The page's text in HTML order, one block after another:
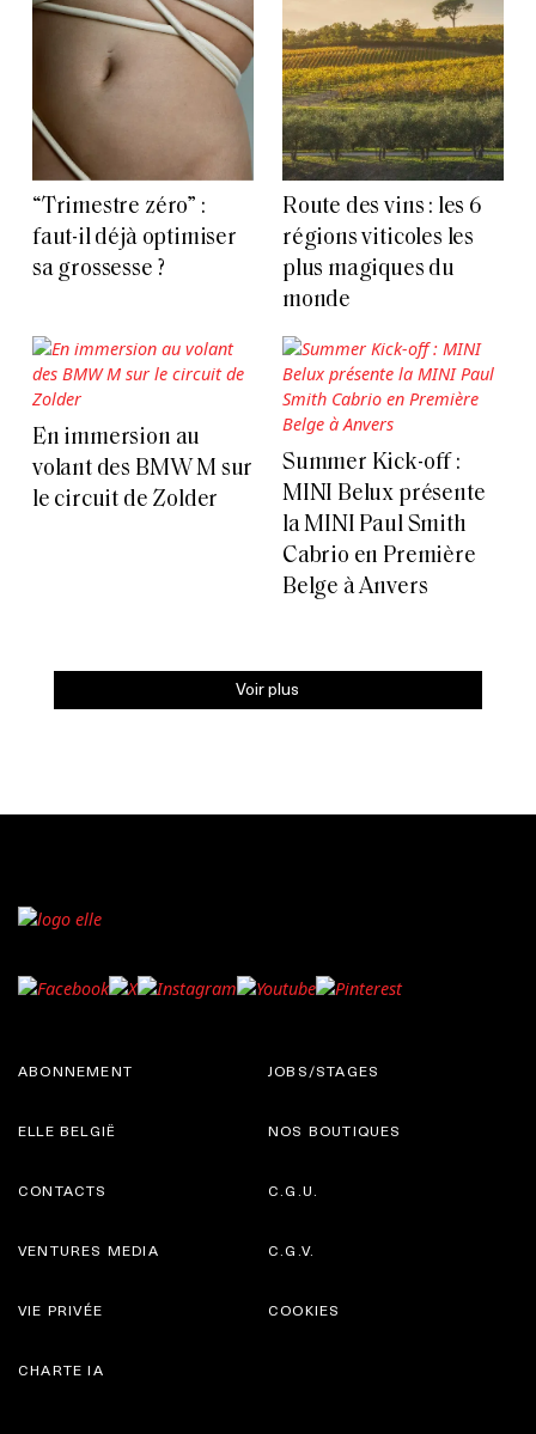
“Trimestre zéro” :
faut-il déjà optimiser
sa grossesse ?
Route des vins : les 6
régions viticoles les
plus magiques du
monde
En immersion au
volant des BMW M sur
le circuit de Zolder
Summer Kick-off :
MINI Belux présente
la MINI Paul Smith
Cabrio en Première
Belge à Anvers
Voir plus
ABONNEMENT
ELLE BELGIË
JOBS/STAGES
NOS BOUTIQUES
CONTACTS
VENTURES MEDIA
C.G.U.
C.G.V.
VIE PRIVÉE
CHARTE IA
COOKIES